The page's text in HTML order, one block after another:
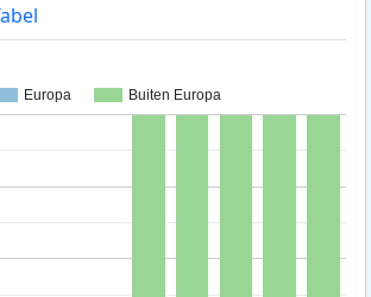
Europa Buiten Europa